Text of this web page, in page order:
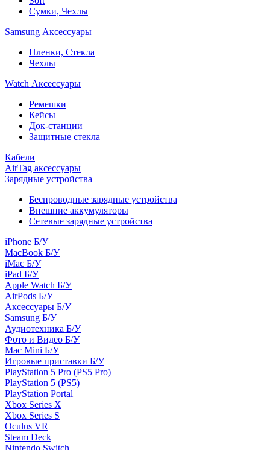
Сумки, Чехлы
Samsung Аксессуары
Пленки, Стекла
Чехлы
Watch Аксессуары
Ремешки
Кейсы
Док-станции
Защитные стекла
Кабели
AirTag аксессуары
Зарядные устройства
Беспроводные зарядные устройства
Внешние аккумуляторы
Сетевые зарядные устройства
iPhone Б/У
MacBook Б/У
iMac Б/У
iPad Б/У
Apple Watch Б/У
AirPods Б/У
Аксессуары Б/У
Samsung Б/У
Аудиотехника Б/У
Фото и Видео Б/У
Mac Mini Б/У
Игровые приставки Б/У
PlayStation 5 Pro (PS5 Pro)
PlayStation 5 (PS5)
PlayStation Portal
Xbox Series X
Xbox Series S
Oculus VR
Steam Deck
Nintendo Switch